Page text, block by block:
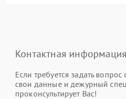
Контактная информация
Если требуется задать вопрос
свои данные и дежурный
проконсультирует Вас!